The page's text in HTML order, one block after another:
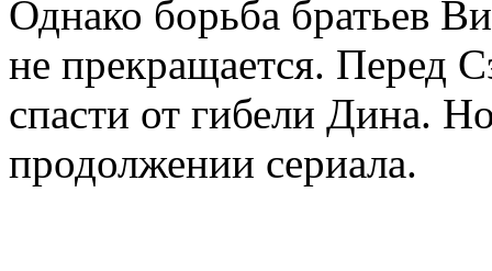
Однако борьба братьев
не прекращается. Перед
спасти от гибели Дина.
продолжении сериала.